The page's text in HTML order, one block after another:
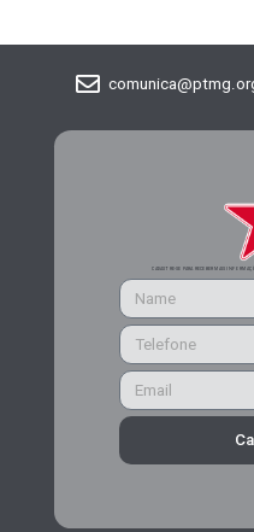
CADASTRE-SE PARA RECEBER MAIS